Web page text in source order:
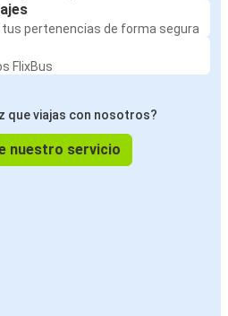
tus pertenencias de forma segura
FlixBus
que viajas con nosotros?
nuestro servicio